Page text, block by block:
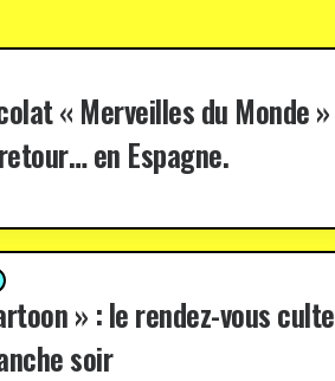
« Merveilles du Monde »
en Espagne.
» : le rendez-vous culte
soir